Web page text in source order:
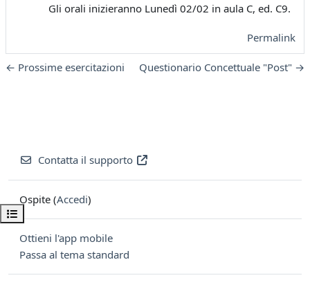
Apri indice del corso
Gli orali inizieranno Lunedì 02/02 in aula C, ed. C9.
Permalink
← Prossime esercitazioni Questionario Concettuale "Post" →
Contatta il supporto
Ospite (Accedi)
Ottieni l'app mobile
Passa al tema standard